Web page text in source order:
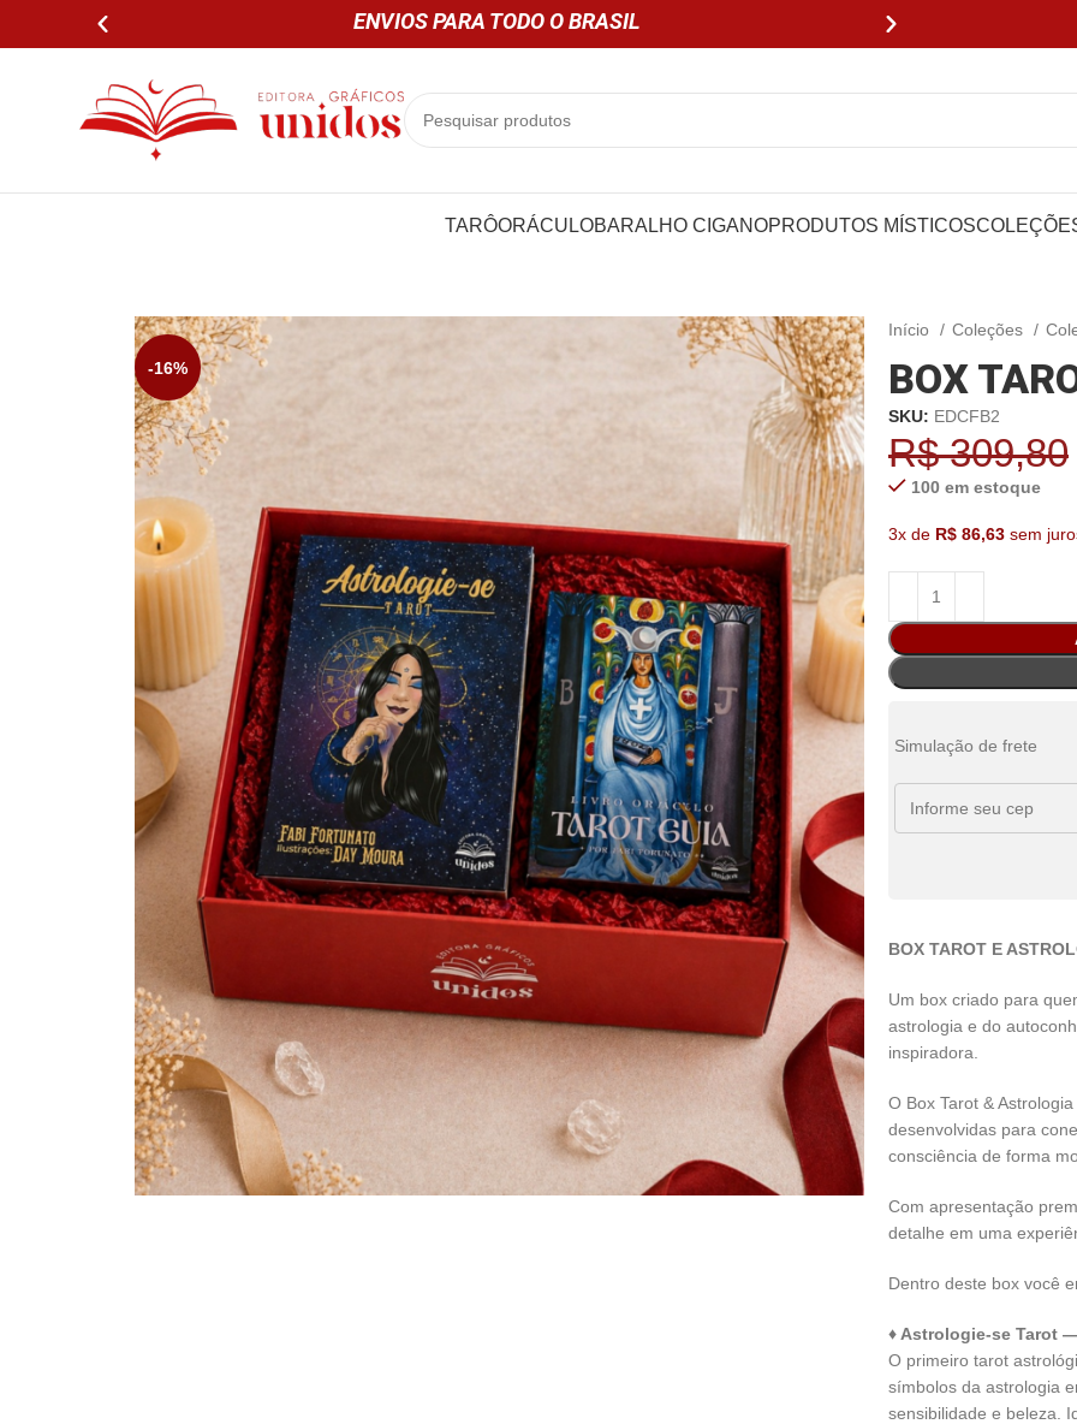
ENVIOS PARA TODO O BRASIL PARCELE EM ATÉ 3X SEM
TARÔORÁCULOBARALHO CIGANOPRODUTOS MÍSTICOS
-16%
Início Coleções
BOX
SKU: EDCFB2
R$309,80
100 em estoque
3x de R$ 86,63 sem
Simulação de frete
BOX TAROT E
Um box criado para
astrologia e do
inspiradora.
O Box Tarot &
desenvolvidas para
consciência de forma
Com apresentação
detalhe em uma
Dentro deste box você
♦ Astrologie-se Tarot
O primeiro tarot
símbolos da astrologia
sensibilidade e beleza.